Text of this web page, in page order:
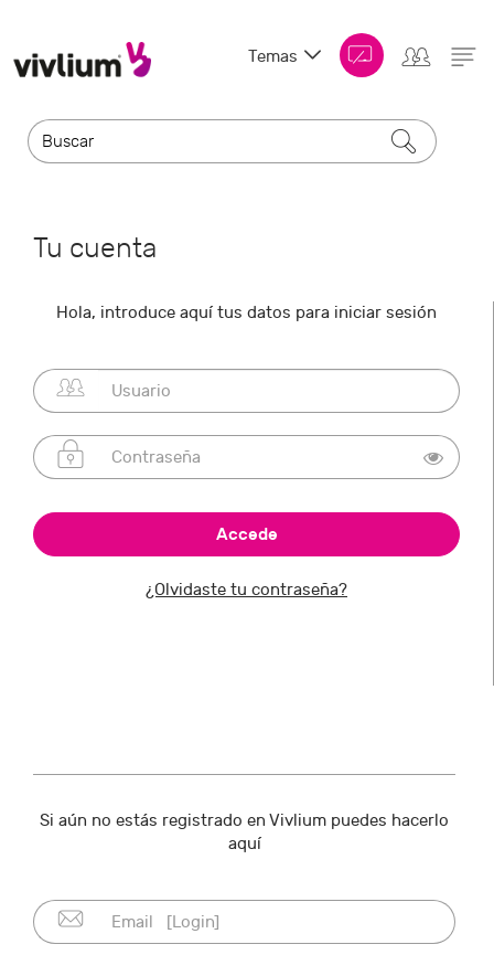
Temas
Tu cuenta
Hola, introduce aquí tus datos para iniciar sesión
¿Olvidaste tu contraseña?
Si aún no estás registrado en Vivlium puedes hacerlo
aquí